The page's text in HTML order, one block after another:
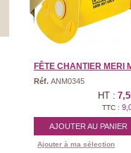
FÊTE CHANTIER MERI
Réf. ANM0345
HT :
TTC :
AJOUTER AU PANIER
Ajouter à ma sélection